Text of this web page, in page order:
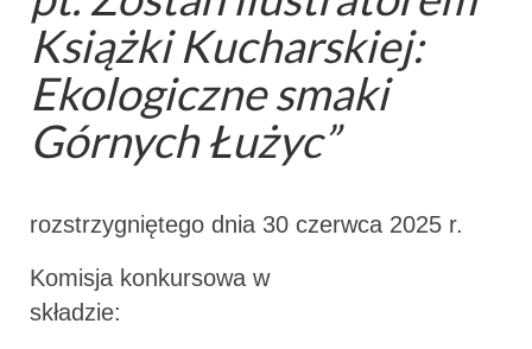
Książki Kucharskiej:
Ekologiczne smaki
Górnych Łużyc”
rozstrzygniętego dnia 30 czerwca 2025 r.
Komisja konkursowa w